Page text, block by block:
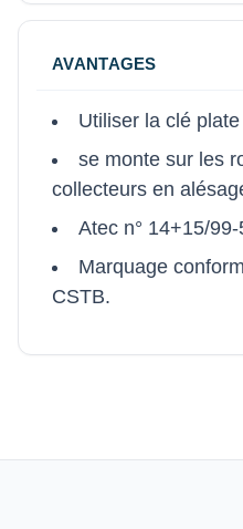
AVANTAGES
Utiliser la clé
se monte sur les
collecteurs en
Atec n° 14+15/99-
Marquage
CSTB.